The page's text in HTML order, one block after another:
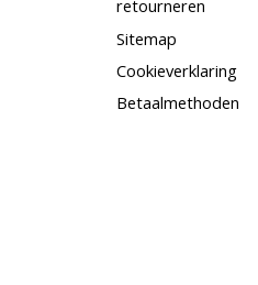
retourneren
Sitemap
Cookieverklaring
Betaalmethoden